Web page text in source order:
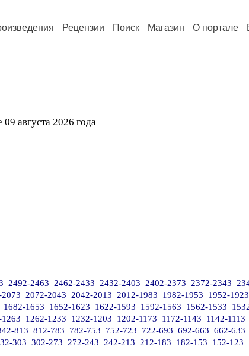
Рецензии Поиск Магазин О портале
августа 2026 года
2492-2463 2462-2433 2432-2403 2402-2373 2372-2343
2072-2043 2042-2013 2012-1983 1982-1953 1952-1923
1682-1653 1652-1623 1622-1593 1592-1563 1562-1533
1262-1233 1232-1203 1202-1173 1172-1143 1142-1113
813 812-783 782-753 752-723 722-693 692-663 662-633
303 302-273 272-243 242-213 212-183 182-153 152-123